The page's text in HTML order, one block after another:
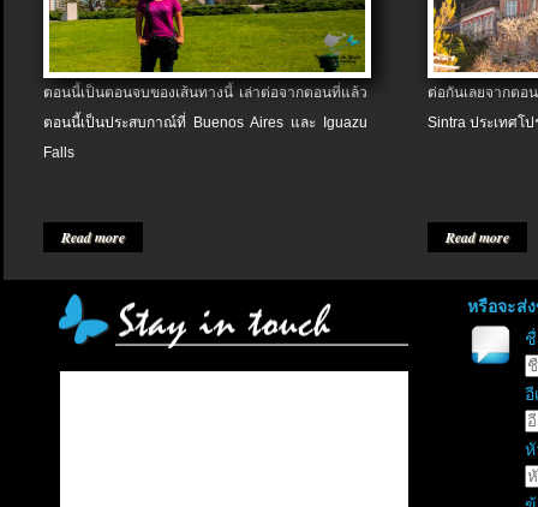
ตอนนี้เป็นตอนจบของเส้นทางนี้ เล่าต่อจากตอนที่แล้ว
ตอนนี้เป็นประสบกาณ์ที่ Buenos Aires และ Iguazu
Falls
Read more
ต่อกันเลยจากต
Sintra ประเทศโป
Read more
หรือจะส่
อี
หั